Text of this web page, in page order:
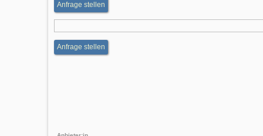
Anfrage stellen
Anfrage stellen